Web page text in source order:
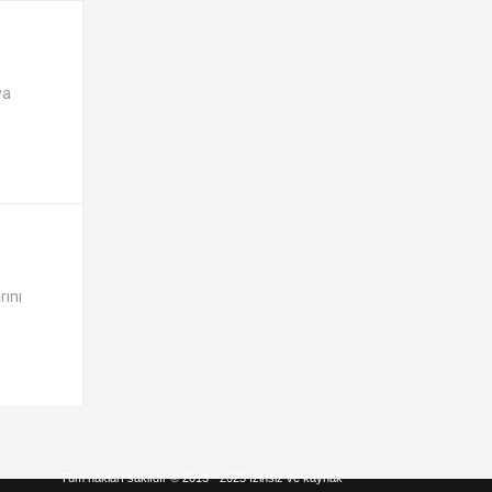
Tüm hakları saklıdır © 2013 - 2025 İzinsiz ve kaynak